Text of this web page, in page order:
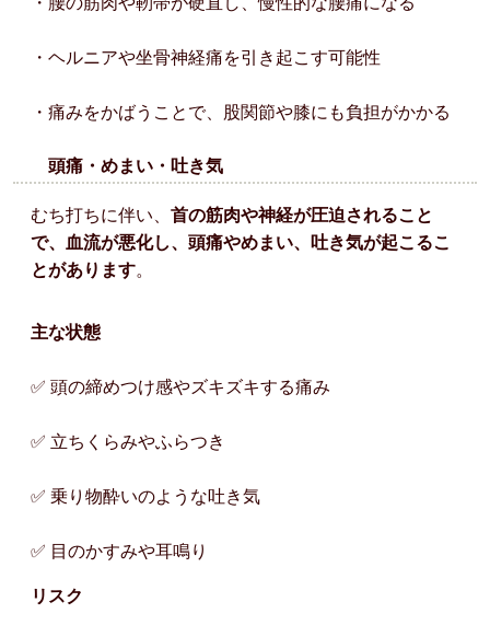
・ヘルニアや坐骨神経痛を引き起こす可能性
・痛みをかばうことで、股関節や膝にも負担がかかる
頭痛・めまい・吐き気
むち打ちに伴い、 首の筋肉や神経が圧迫されること
で、血流が悪化し、頭痛やめまい、吐き気が起こるこ
とがあります。
主な状態
✅ 頭の締めつけ感やズキズキする痛み
✅ 立ちくらみやふらつき
✅ 乗り物酔いのような吐き気
✅ 目のかすみや耳鳴り
リスク